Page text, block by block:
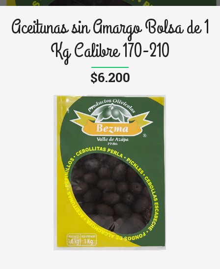
Aceitunas sin Amargo Bolsa de 1
Kg Calibre 170-210
$6.200